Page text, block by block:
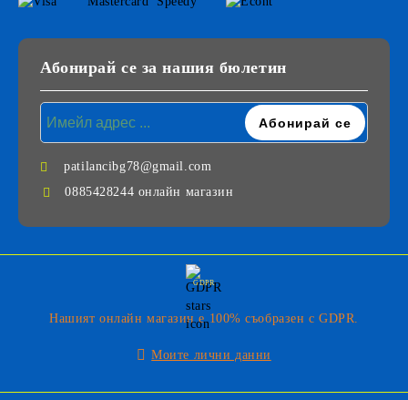
Абонирай се за нашия бюлетин
patilancibg78@gmail.com
0885428244 онлайн магазин
GDPR
Нашият онлайн магазин е 100% съобразен с GDPR.
Моите лични данни